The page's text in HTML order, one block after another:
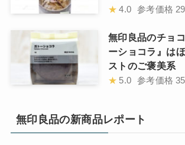
★ 4.0 参考価格
無印良品のチョ
ーショコラ』は
ストのご褒美系
★ 5.0 参考価格
無印良品の新商品レポート